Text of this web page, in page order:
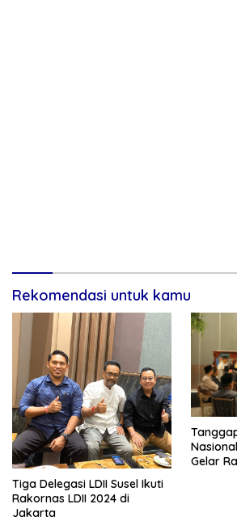
Rekomendasi untuk kamu
Tiga Delegasi LDII Susel Ikuti
Rakornas LDII 2024 di
Jakarta
Gelar